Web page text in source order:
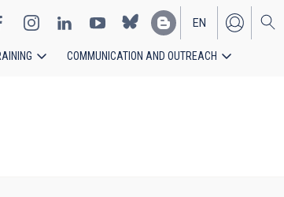
EN
ES
COMMUNICATION AND OUTREACH